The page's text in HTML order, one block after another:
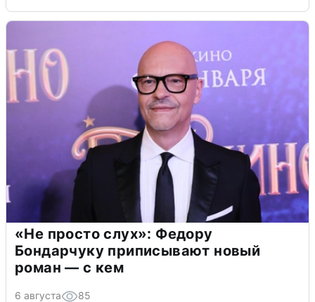
«Не просто слух»: Федору
Бондарчуку приписывают новый
роман — с кем
6 августа 85